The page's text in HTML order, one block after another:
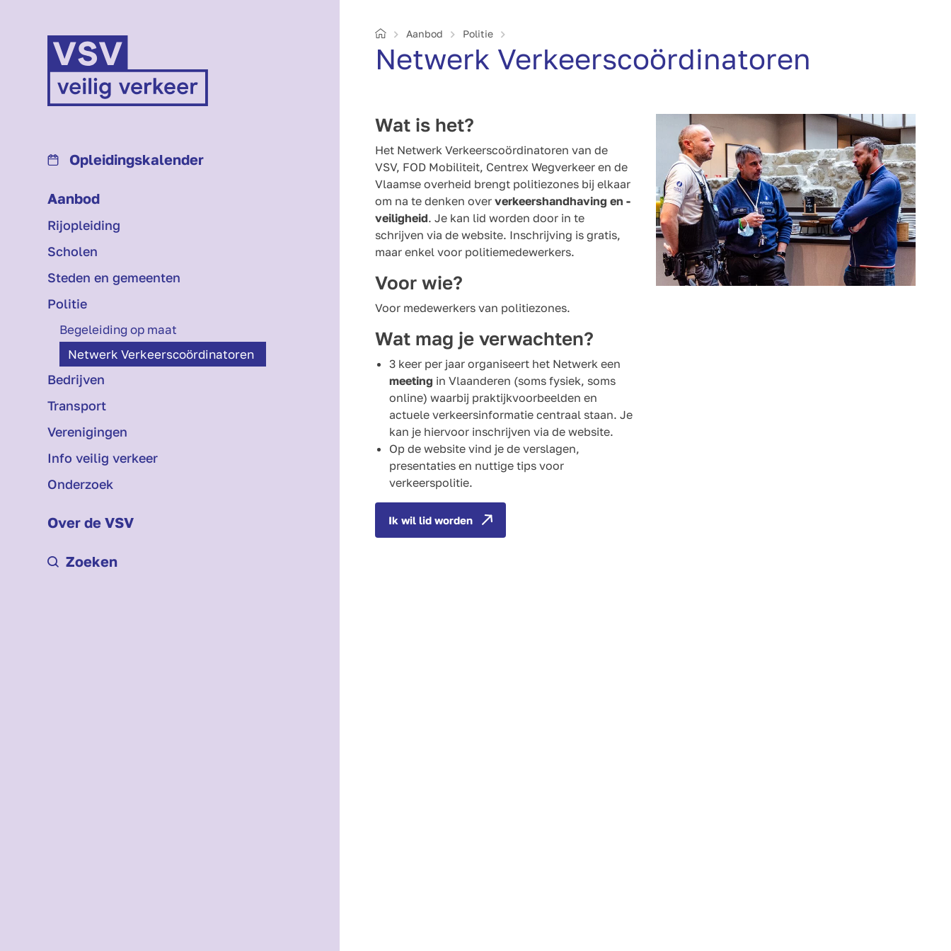
Opleidings­kalender
Aanbod
Rijopleiding
Scholen
Steden en gemeenten
Politie
Begeleiding op maat
Netwerk Verkeers­coördinatoren
Bedrijven
Transport
Verenigingen
Info veilig verkeer
Onderzoek
Over de VSV
Zoeken
HomeAanbod Politie
Netwerk Verkeers­coördinatoren
Wat is het?
Het Netwerk Verkeerscoördinatoren van de
VSV, FOD Mobiliteit, Centrex Wegverkeer en de
Vlaamse overheid brengt politiezones bij elkaar
om na te denken over verkeershandhaving en -
veiligheid. Je kan lid worden door in te
schrijven via de website. Inschrijving is gratis,
maar enkel voor politiemedewerkers.
Voor wie?
Voor medewerkers van politiezones.
Wat mag je verwachten?
3 keer per jaar organiseert het Netwerk een
meeting in Vlaanderen (soms fysiek, soms
online) waarbij praktijkvoorbeelden en
actuele verkeersinformatie centraal staan. Je
kan je hiervoor inschrijven via de website.
Op de website vind je de verslagen,
presentaties en nuttige tips voor
verkeerspolitie.
Ik wil lid worden